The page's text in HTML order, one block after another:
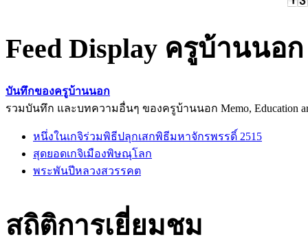
Feed Display ครูบ้านนอก
บันทึกของครูบ้านนอก
รวมบันทึก และบทความอื่นๆ ของครูบ้านนอก Memo, Education
หนึ่งในเกจิร่วมพิธีปลุกเสกพิธีมหาจักรพรรดิ์ 2515
สุดยอดเกจิเมืองพิษณุโลก
พระพันปีหลวงสวรรคต
สถิติการเยี่ยมชม